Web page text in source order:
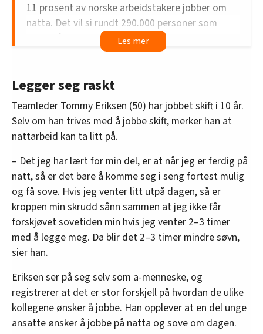
11 prosent av norske arbeidstakere jobber om
natta. Det vil si rundt 290.000 personer som
oppgir å ha jobbet minst tre timer
sammenhengende mellom klokken 21 og 06 i
24 prosent av operatørene oppgir at de jobber
natt.
I norsk arbeidsliv brukes begrepet skiftarbeid om
dagen, kvelden og natta etter bestemte
arbeidsplaner.
Arbeidstidsordninger som innebærer nattarbeid
og tidlige morgenskift, gir redusert søvn og kan
bidra til å øke risikoen for å utvikle helseplager
og sykdom.
Nattarbeid gir også økt risiko for feilhandlinger
og arbeidsskader.
Kilde: STAMI/ SSB/ LKU-A 2022
Legger seg raskt
Teamleder Tommy Eriksen (50) har jobbet skift i 10 år.
Selv om han trives med å jobbe skift, merker han at
nattarbeid kan ta litt på.
– Det jeg har lært for min del, er at når jeg er ferdig på
natt, så er det bare å komme seg i seng fortest mulig
og få sove. Hvis jeg venter litt utpå dagen, så er
kroppen min skrudd sånn sammen at jeg ikke får
forskjøvet sovetiden min hvis jeg venter 2–3 timer
med å legge meg. Da blir det 2–3 timer mindre søvn,
sier han.
Eriksen ser på seg selv som a-menneske, og
registrerer at det er stor forskjell på hvordan de ulike
kollegene ønsker å jobbe. Han opplever at en del unge
ansatte ønsker å jobbe på natta og sove om dagen.